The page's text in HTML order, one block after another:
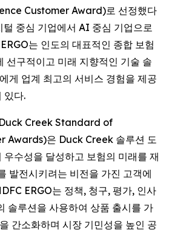
Customer Award)로 선정했다
털 중심 기업에서 AI 중심 기업으로
는 인도의 대표적인 종합 보험
선구적이고 미래 지향적인 기술 솔
게 업계 최고의 서비스 경험을 제공
있다.
Creek Standard of
Awards)은 Duck Creek 솔루션 도
우수성을 달성하고 보험의 미래를 재
발전시키려는 비전을 가진 고객에
ERGO는 정책, 청구, 평가, 인사
솔루션을 사용하여 상품 출시를 가
간소화하며 시장 기민성을 높인 공